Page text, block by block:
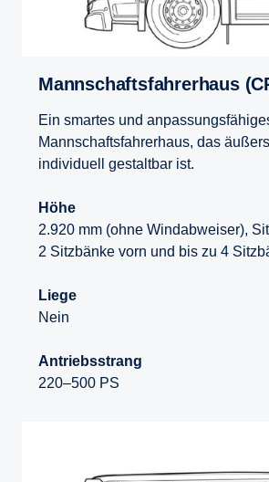
Mannschaftsfahrerhaus
Ein smartes und
Mannschaftsfahrerhaus, das
individuell gestaltbar ist.
Höhe
2.920 mm (ohne Windabweiser),
2 Sitzbänke vorn und bis zu 4
Liege
Nein
Antriebsstrang
220–500 PS